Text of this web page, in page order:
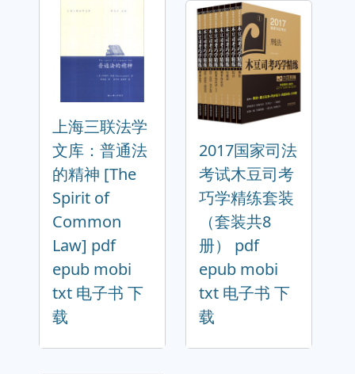
上海三联法学
文库：普通法
的精神 [The
Spirit of
Common
Law] pdf
epub mobi
txt 电子书 下
载
2017国家司法
考试木豆司考
巧学精练套装
（套装共8
册） pdf
epub mobi
txt 电子书 下
载